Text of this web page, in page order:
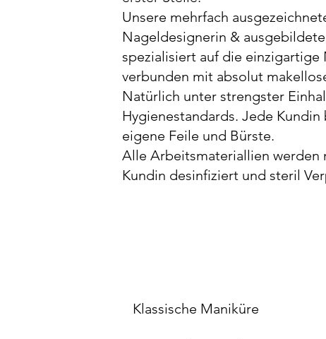
Unsere mehrfach
Nageldesignerin &
spezialisiert auf die einzigartige
verbunden mit absolut
Natürlich unter strengster
Hygienestandards. Jede
eigene Feile und Bürste.
Alle Arbeitsmateriallien werden
Kundin desinfiziert und steril
Klassische